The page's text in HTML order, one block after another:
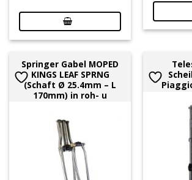
Springer Gabel MOPED
KINGS LEAF SPRNG
(Schaft Ø 25.4mm – L
170mm) in roh- u